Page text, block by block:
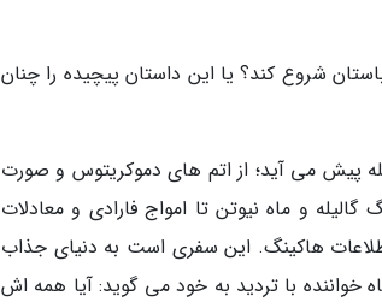
شروع کند؟ یا این داستان پیچیده را چنان
پیش می آید؛ از اتم های دموکریتوس و صورت
و ماه نیوتن تا امواج فارادی و معادلات
هاکینگ. این سفری است به دنیای جذاب
خواننده با تردید به خود می گوید: آیا همه اش